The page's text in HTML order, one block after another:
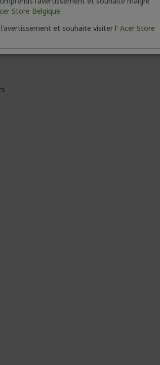
Store Belgique.
l'avertissement et souhaite visiter l' Acer Store